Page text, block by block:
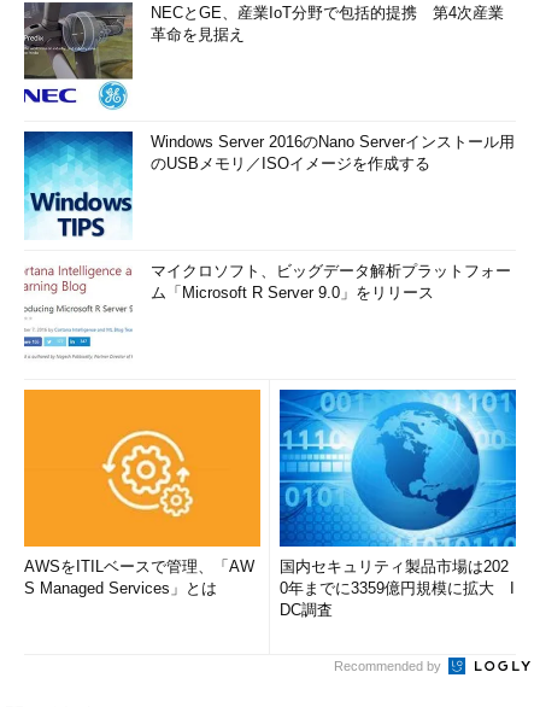
NECとGE、産業IoT分野で包括的提携 第4次産業
革命を見据え
Windows Server 2016のNano Serverインストール用
のUSBメモリ／ISOイメージを作成する
マイクロソフト、ビッグデータ解析プラットフォー
ム「Microsoft R Server 9.0」をリリース
AWSをITILベースで管理、「AW
S Managed Services」とは
国内セキュリティ製品市場は202
0年までに3359億円規模に拡大 I
DC調査
Recommended by